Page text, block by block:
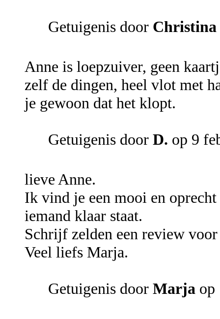
Getuigenis door Christina
Anne is loepzuiver, geen
zelf de dingen, heel vlot met
je gewoon dat het klopt.
Getuigenis door D. op 9
lieve Anne.
Ik vind je een mooi en
iemand klaar staat.
Schrijf zelden een review
Veel liefs Marja.
Getuigenis door Marja op